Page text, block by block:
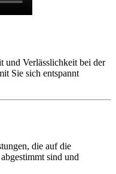
und Verlässlichkeit bei der
Sie sich entspannt
die auf die
sind und